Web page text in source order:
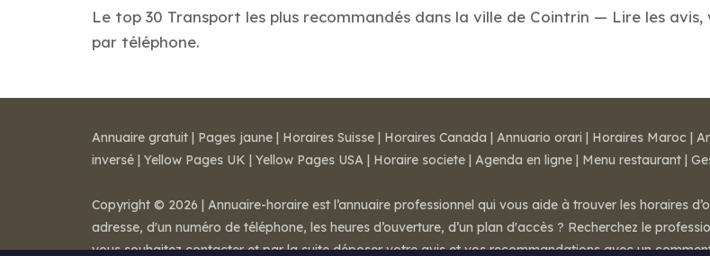
Le top 30 Transport les plus recommandés dans la ville de Cointrin — Lire les
par téléphone.
Annuaire gratuit | Pages jaune | Horaires Suisse | Horaires Canada | Annuario orari | Horaires Maroc |
inversé | Yellow Pages UK | Yellow Pages USA | Horaire societe | Agenda en ligne | Menu restaurant |
Copyright © 2026 | Annuaire-horaire est l’annuaire professionnel qui vous aide à trouver les horaires
adresse, d'un numéro de téléphone, les heures d’ouverture, d’un plan d'accès ? Recherchez le
vous souhaitez contacter et par la suite déposer votre avis et vos recommandations avec un